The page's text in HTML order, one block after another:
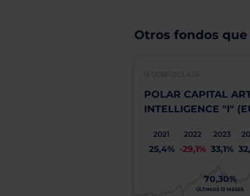
Otros fondos
IE00BF0GL436
POLAR CAPITAL
INTELLIGENCE "I"
2021
25,4%
2022
-29,1%
2023
33,1%
70,30%
ÚLTIMOS 12 MESES